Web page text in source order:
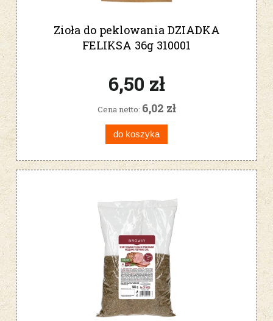
Zioła do peklowania DZIADKA
FELIKSA 36g 310001
6,50 zł
Cena netto: 6,02 zł
do koszyka